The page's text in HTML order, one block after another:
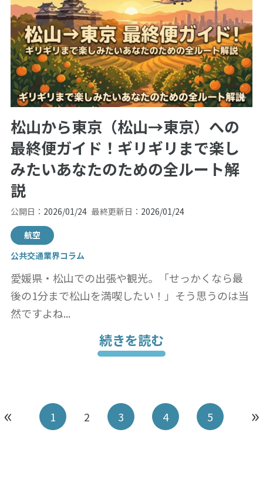
松山から東京（松山→東京）への
最終便ガイド！ギリギリまで楽し
みたいあなたのための全ルート解
説
公開日： 2026/01/24 最終更新日： 2026/01/24
航空
公共交通業界コラム
愛媛県・松山での出張や観光。「せっかくなら最
後の1分まで松山を満喫したい！」そう思うのは当
然ですよね...
続きを読む
« 1 2 3 4 5 »